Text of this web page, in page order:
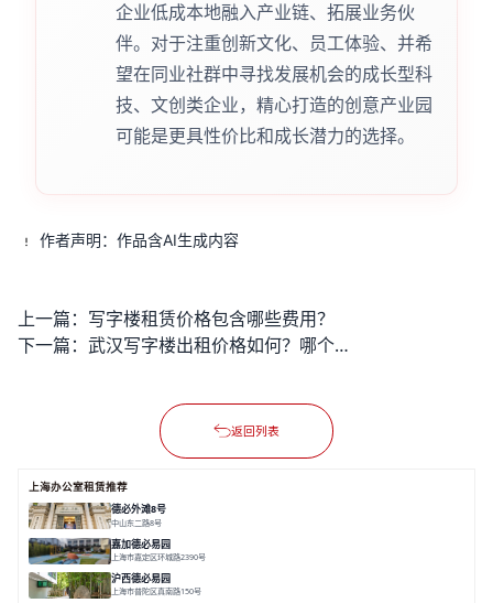
企业低成本地融入产业链、拓展业务伙
伴。对于注重创新文化、员工体验、并希
望在同业社群中寻找发展机会的成长型科
技、文创类企业，精心打造的创意产业园
可能是更具性价比和成长潜力的选择。
作者声明：作品含AI生成内容
上一篇： 写字楼租赁价格包含哪些费用？
下一篇：
武汉写字楼出租价格如何？哪个区域性价比很高？
返回列表
上海办公室租赁推荐
德必外滩8号
中山东二路8号
嘉加德必易园
上海市嘉定区环城路2390号
沪西德必易园
上海市普陀区真南路150号